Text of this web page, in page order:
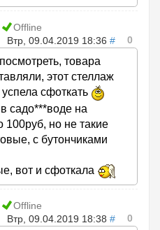
Offline
Втр, 09.04.2019 18:36 # 0
товара
этот стеллаж
сфоткать
садо***воде на
100руб, но не такие
с бутончиками
вот и сфоткала
Offline
Втр, 09.04.2019 18:38 # 0